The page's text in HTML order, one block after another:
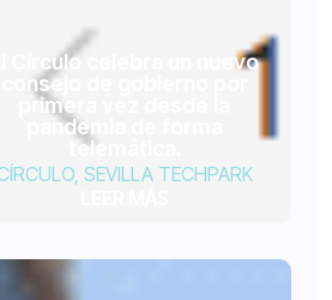
El Círculo celebra un nuevo
consejo de gobierno por
primera vez desde la
pandemia de forma
telemática.
, SEVILLA TECHPARK